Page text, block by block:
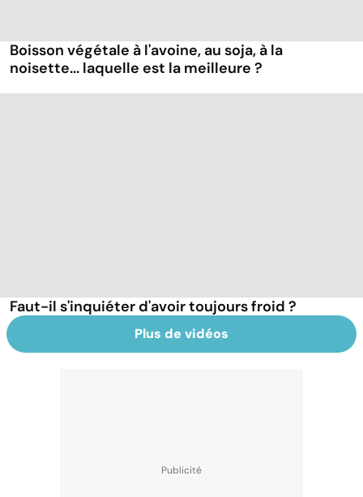
Boisson végétale à l'avoine, au soja, à la
noisette... laquelle est la meilleure ?
Faut-il s'inquiéter d'avoir toujours froid ?
Plus de vidéos